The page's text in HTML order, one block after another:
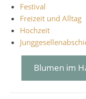
Festival
Freizeit und Alltag
Hochzeit
Blumen im